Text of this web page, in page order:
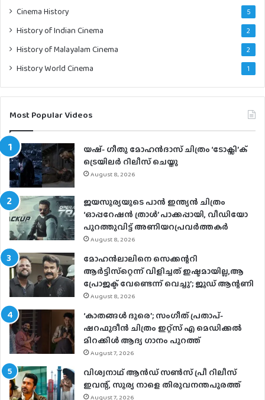
Cinema History 5
History of Indian Cinema 2
History of Malayalam Cinema 2
History World Cinema 1
Most Popular Videos
യഷ്- ​ഗീതു മോഹൻദാസ് ചിത്രം ‘ടോക്സി’ക്
ട്രെയിലർ റിലീസ് ചെയ്തു
August 8, 2026
ജയസൂര്യയുടെ പാൻ ഇന്ത്യൻ ചിത്രം
‘ഓപ്പറേഷൻ ത്രാൾ’ പാക്കപ്പായി, വീഡിയോ
പുറത്തുവിട്ട് അണിയറപ്രവർത്തകർ
August 8, 2026
മോഹന്‍ലാലിനെ സെക്കന്ററി
ആര്‍ട്ടിസ്‌റ്റെന്ന് വിളിച്ചത് ഇഷ്ടമായില്ല,ആ
പ്രോജക്ട് വേണ്ടെന്ന് വെച്ചു’; ജൂഡ് ആന്റണി
August 8, 2026
‘കാതങ്ങൾ ദൂരെ’; സംഗീത് പ്രതാപ്-
ഷറഫുദീൻ ചിത്രം ഇറ്റ്സ് എ മെഡിക്കൽ
മിറക്കിൾ ആദ്യ ഗാനം പുറത്ത്
August 7, 2026
വിശ്വനാഥ് ആന്‍ഡ് സണ്‍സ് പ്രീ റിലീസ്
ഇവന്റ്, സൂര്യ നാളെ തിരുവനന്തപുരത്ത്
August 7, 2026